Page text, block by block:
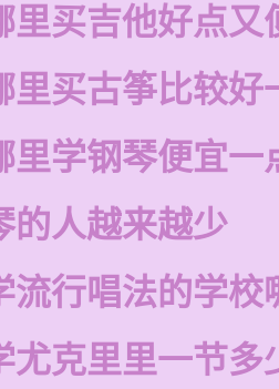
里买吉他好点又
里买古筝比较好
里学钢琴便宜一
的人越来越少
流行唱法的学校
尤克里里一节多